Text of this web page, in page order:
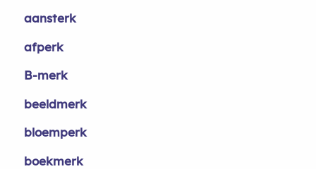
aansterk
afperk
B-merk
beeldmerk
bloemperk
boekmerk